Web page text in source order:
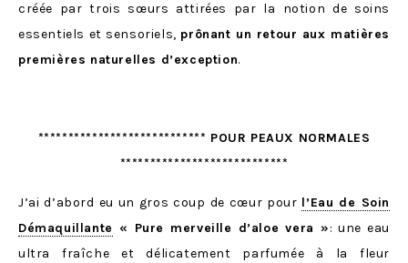
créée par trois sœurs attirées par la notion de soins
essentiels et sensoriels, prônant un retour aux matières
premières naturelles d’exception.
**************************** POUR PEAUX NORMALES
****************************
J’ai d’abord eu un gros coup de cœur pour l’Eau de Soin
Démaquillante « Pure merveille d’aloe vera »: une eau
ultra fraîche et délicatement parfumée à la fleur